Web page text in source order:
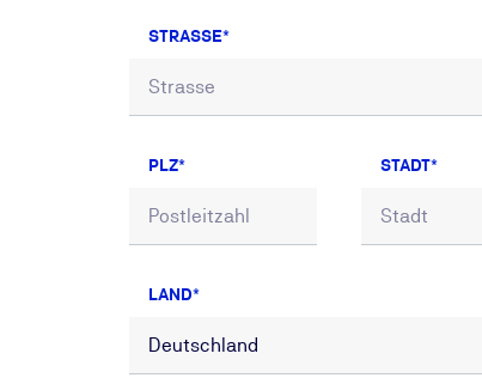
STRASSE
PLZ STADT
LAND